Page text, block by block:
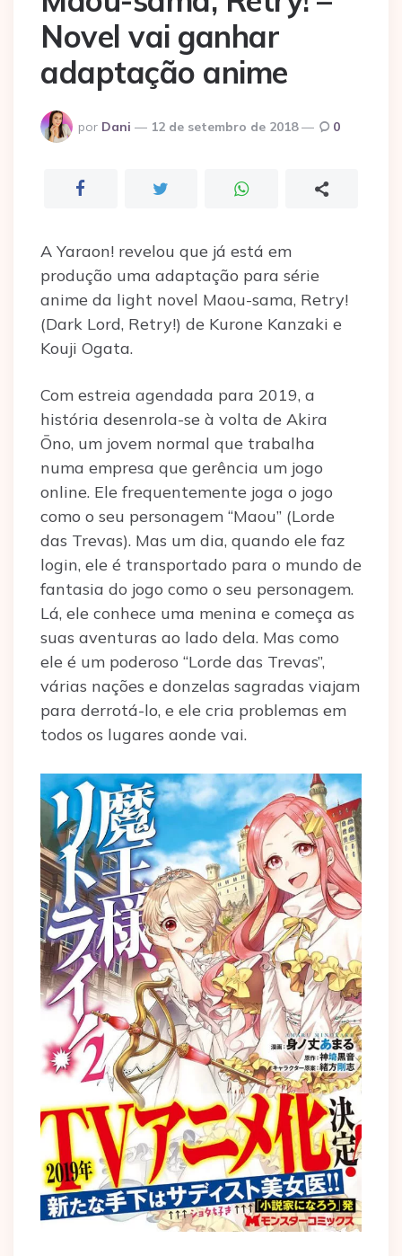
Novel vai ganhar
adaptação anime
Postado
por
por Dani 12 de setembro de 2018 0
A Yaraon! revelou que já está em
produção uma adaptação para série
anime da light novel Maou-sama, Retry!
(Dark Lord, Retry!) de Kurone Kanzaki e
Kouji Ogata.
Com estreia agendada para 2019, a
história desenrola-se à volta de Akira
Ōno, um jovem normal que trabalha
numa empresa que gerência um jogo
online. Ele frequentemente joga o jogo
como o seu personagem “Maou” (Lorde
das Trevas). Mas um dia, quando ele faz
login, ele é transportado para o mundo de
fantasia do jogo como o seu personagem.
Lá, ele conhece uma menina e começa as
suas aventuras ao lado dela. Mas como
ele é um poderoso “Lorde das Trevas”,
várias nações e donzelas sagradas viajam
para derrotá-lo, e ele cria problemas em
todos os lugares aonde vai.